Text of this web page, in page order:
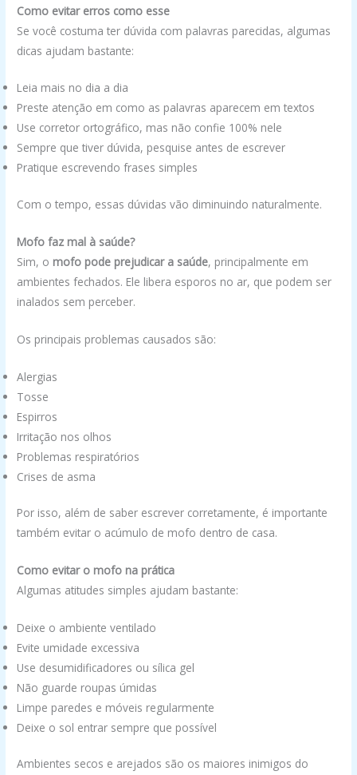
Como evitar erros como esse
Se você costuma ter dúvida com palavras parecidas, algumas
dicas ajudam bastante:
Leia mais no dia a dia
Preste atenção em como as palavras aparecem em textos
Use corretor ortográfico, mas não confie 100% nele
Sempre que tiver dúvida, pesquise antes de escrever
Pratique escrevendo frases simples
Com o tempo, essas dúvidas vão diminuindo naturalmente.
Mofo faz mal à saúde?
Sim, o mofo pode prejudicar a saúde, principalmente em
ambientes fechados. Ele libera esporos no ar, que podem ser
inalados sem perceber.
Os principais problemas causados são:
Alergias
Tosse
Espirros
Irritação nos olhos
Problemas respiratórios
Crises de asma
Por isso, além de saber escrever corretamente, é importante
também evitar o acúmulo de mofo dentro de casa.
Como evitar o mofo na prática
Algumas atitudes simples ajudam bastante:
Deixe o ambiente ventilado
Evite umidade excessiva
Use desumidificadores ou sílica gel
Não guarde roupas úmidas
Limpe paredes e móveis regularmente
Deixe o sol entrar sempre que possível
Ambientes secos e arejados são os maiores inimigos do